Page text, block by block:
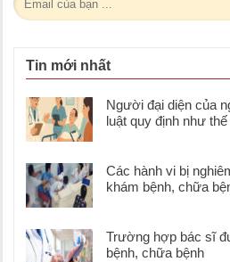
Tin mới nhất
Người đại diện của
luật quy định như
Các hành vi bị
khám bệnh, chữa
Trường hợp bác sĩ
bệnh, chữa bệnh